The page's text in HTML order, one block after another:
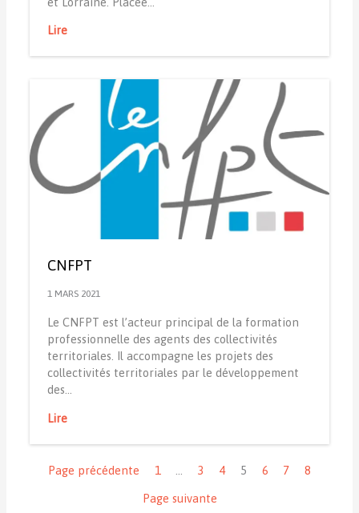
Lire
CNFPT
1 MARS 2021
Le CNFPT est l’acteur principal de la formation
professionnelle des agents des collectivités
territoriales. Il accompagne les projets des
collectivités territoriales par le développement
des…
Lire
Page précédente
1 3 4 5 6 7 8
Page suivante